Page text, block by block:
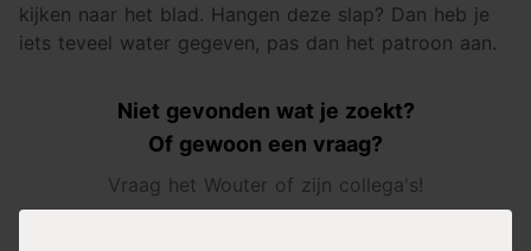
kijken naar het blad. Hangen deze slap? Dan heb je
iets teveel water gegeven, pas dan het patroon aan.
Niet gevonden wat je zoekt?
Of gewoon een vraag?
Vraag het Wouter of zijn collega's!